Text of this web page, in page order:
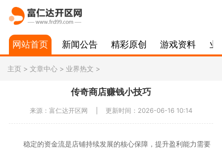
网站首页 新闻公告 精彩原创 游戏资料 业
主页 > 文章中心 > 业界热文 >
传奇商店赚钱小技巧
来源：富仁达开区网 更新时间：2026-06-16 10:14
稳定的资金流是店铺持续发展的核心保障，提升盈利能力需要